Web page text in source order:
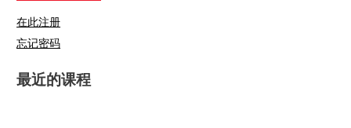
在此注册
忘记密码
最近的课程